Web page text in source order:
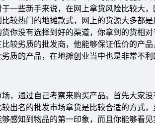
一些新手来说，在网上拿货风险比较大
较热门的地摊款式，网上的货源大多都
你没有选择到好的渠道，你拿到的货相
较劣质的批发商，他能够保证低价的产
质的产品，在地摊创业当中也是非常不利
，通过自己考察来购买产品。首先大家
出名的批发市场拿货是比较合适的方式
感知到物品的第一印象，而且你能够看见